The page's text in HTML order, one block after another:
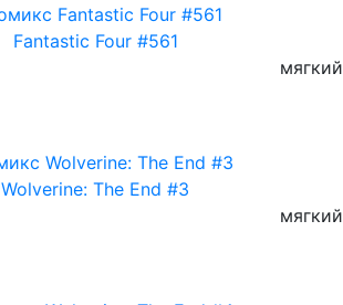
Fantastic Four #561
мягкий
Wolverine: The End #3
мягкий